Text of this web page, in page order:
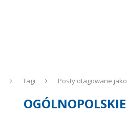
Tagi Posty otagowane